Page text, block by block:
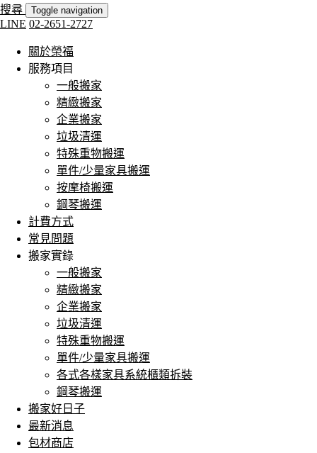
搜尋 Toggle navigation
LINE 02-2651-2727
關於榮福
服務項目
一般搬家
精緻搬家
企業搬家
垃圾清運
特殊重物搬運
單件/少量家具搬運
按摩椅搬運
鋼琴搬運
計費方式
常見問題
搬家實錄
一般搬家
精緻搬家
企業搬家
垃圾清運
特殊重物搬運
單件/少量家具搬運
各式各樣家具系統櫃類拆裝
鋼琴搬運
搬家好日子
最新消息
包材商店